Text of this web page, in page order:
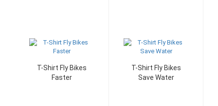
T-Shirt Fly Bikes
Faster
T-Shirt Fly Bikes
Save Water